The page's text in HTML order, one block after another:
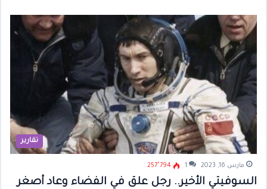
تقارير
مارس 16, 2023 1 257٬794
السوفيتي الأخير.. رجل علق في الفضاء وعاد أصغر